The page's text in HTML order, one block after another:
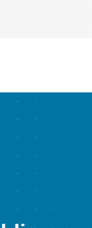
d'Ottawa